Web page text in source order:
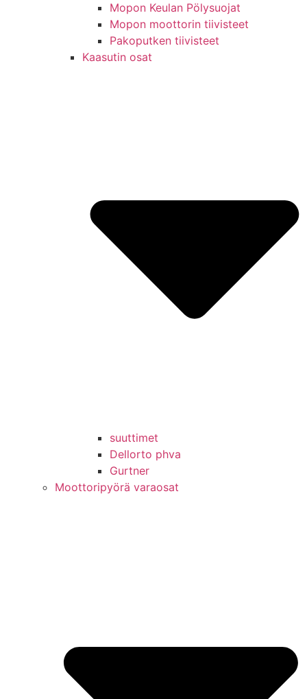
Mopon Keulan Pölysuojat
Mopon moottorin tiivisteet
Pakoputken tiivisteet
Kaasutin osat
suuttimet
Dellorto phva
Gurtner
Moottoripyörä varaosat